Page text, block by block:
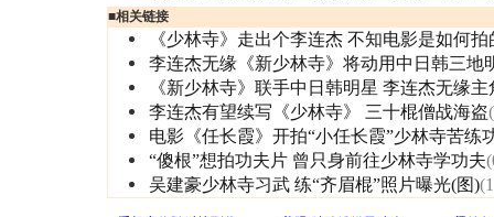
■相关链接
《少林寺》走出个李连杰 不知电影是如何拍
李连杰无缘《新少林寺》将动用中日韩三地
《新少林寺》联手中日韩明星 李连杰无缘主
李连杰有望续写《少林寺》 三十棍僧战海盗
电影《任长霞》开拍“小任长霞”少林寺苦练
“傻根”想拍功夫片 曾只身前往少林寺学功夫
吴建豪少林寺习武 练“齐眉棍”照片曝光(图)